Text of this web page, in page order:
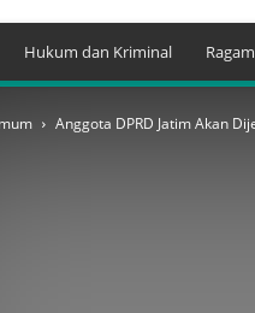
Hukum dan Kriminal
Anggota DPRD Jatim Akan